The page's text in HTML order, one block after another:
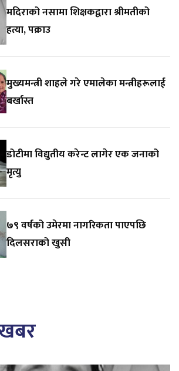
मदिराको नसामा शिक्षकद्वारा श्रीमतीको
हत्या, पक्राउ
मुख्यमन्त्री शाहले गरे एमालेका मन्त्रीहरूलाई
बर्खास्त
डोटीमा विद्युतीय करेन्ट लागेर एक जनाको
मृत्यु
७९ वर्षको उमेरमा नागरिकता पाएपछि
दिलसराको खुसी